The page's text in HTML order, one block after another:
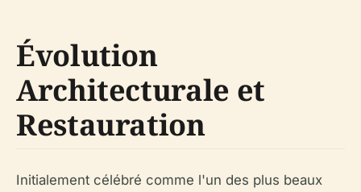
Évolution
Architecturale et
Restauration
Initialement célébré comme l'un des plus beaux